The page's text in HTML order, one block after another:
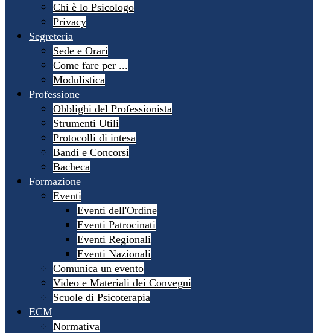
Chi è lo Psicologo
Privacy
Segreteria
Sede e Orari
Come fare per ...
Modulistica
Professione
Obblighi del Professionista
Strumenti Utili
Protocolli di intesa
Bandi e Concorsi
Bacheca
Formazione
Eventi
Eventi dell'Ordine
Eventi Patrocinati
Eventi Regionali
Eventi Nazionali
Comunica un evento
Video e Materiali dei Convegni
Scuole di Psicoterapia
ECM
Normativa